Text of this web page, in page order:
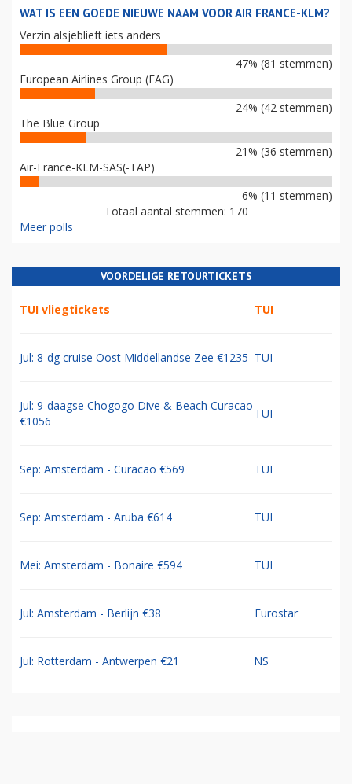
WAT IS EEN GOEDE NIEUWE NAAM VOOR AIR FRANCE-KLM?
Verzin alsjeblieft iets anders
47% (81 stemmen)
European Airlines Group (EAG)
24% (42 stemmen)
The Blue Group
21% (36 stemmen)
Air-France-KLM-SAS(-TAP)
6% (11 stemmen)
Totaal aantal stemmen: 170
Meer polls
VOORDELIGE RETOURTICKETS
TUI vliegtickets TUI
Jul: 8-dg cruise Oost Middellandse Zee €1235 TUI
Jul: 9-daagse Chogogo Dive & Beach Curacao
€1056
TUI
Sep: Amsterdam - Curacao €569 TUI
Sep: Amsterdam - Aruba €614 TUI
Mei: Amsterdam - Bonaire €594 TUI
Jul: Amsterdam - Berlijn €38 Eurostar
Jul: Rotterdam - Antwerpen €21 NS